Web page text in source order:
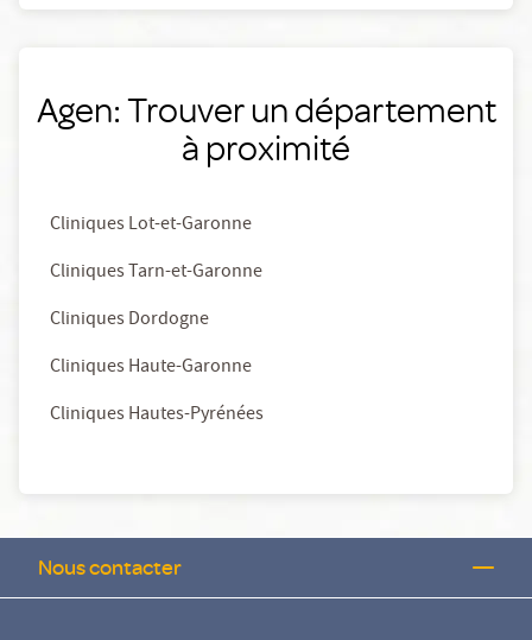
Agen: Trouver un département
à proximité
Cliniques Lot-et-Garonne
Cliniques Tarn-et-Garonne
Cliniques Dordogne
Cliniques Haute-Garonne
Cliniques Hautes-Pyrénées
Nous contacter